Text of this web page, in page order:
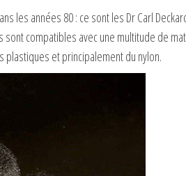
années 80 : ce sont les Dr Carl
compatibles avec une multitude de
plastiques et principalement du nylon.